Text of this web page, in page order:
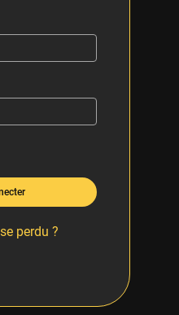
perdu ?